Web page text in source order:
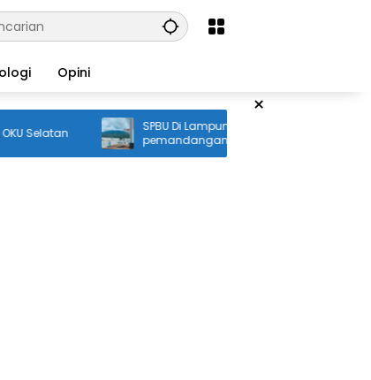
Opini
×
SPBU Di Lampung Ini memiliki
pemandangan Indah